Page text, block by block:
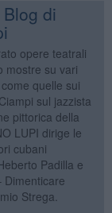
di
opere teatrali
mostre su vari
quelle sui
sul jazzista
pittorica della
LUPI dirige le
cubani
Padilla e
Dimenticare
Strega.